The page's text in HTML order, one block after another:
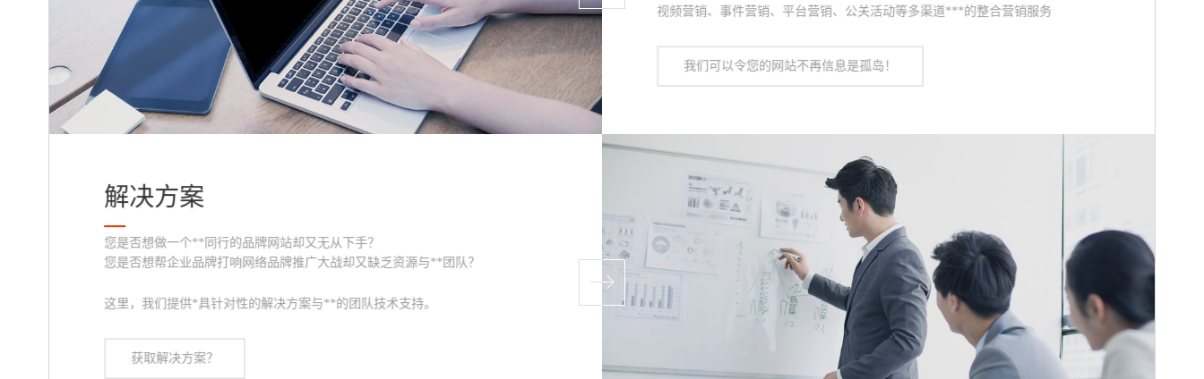
视频营销、事件营销、平台营销、公关活动等多渠道***的整合营销服务
我们可以令您的网站不再信息是孤岛！
解决方案
您是否想做一个**同行的品牌网站却又无从下手？
您是否想帮企业品牌打响网络品牌推广大战却又缺乏资源与**团队？
这里，我们提供*具针对性的解决方案与**的团队技术支持。
获取解决方案？